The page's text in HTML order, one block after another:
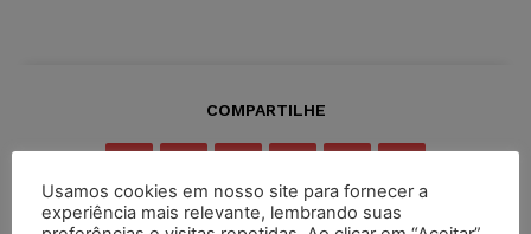
COMPARTILHE
Usamos cookies em nosso site para fornecer a
experiência mais relevante, lembrando suas